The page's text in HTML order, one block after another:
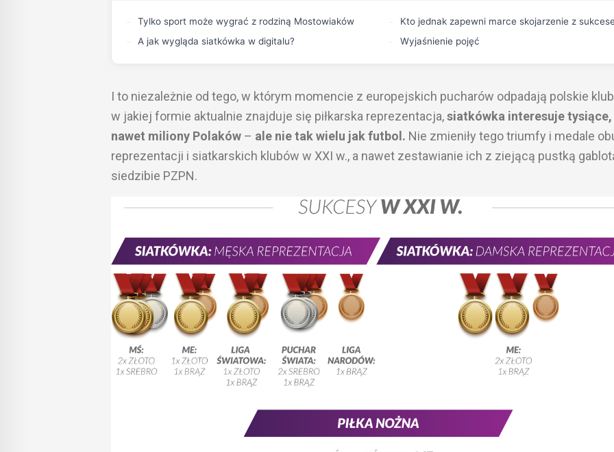
Tylko sport może wygrać z rodziną Mostowiaków
A jak wygląda siatkówka w digitalu?
Kto jednak zapewni marce skojarzenie z
Wyjaśnienie pojęć
I to niezależnie od tego, w którym momencie z europejskich pucharów odpadają polskie
w jakiej formie aktualnie znajduje się piłkarska reprezentacja,siatkówka interesuje tysiące,
nawet miliony Polaków – ale nie tak wielu jak futbol. Nie zmieniły tego triumfy i medale
reprezentacji i siatkarskich klubów w XXI w., a nawet zestawianie ich z ziejącą pustką
siedzibie PZPN.